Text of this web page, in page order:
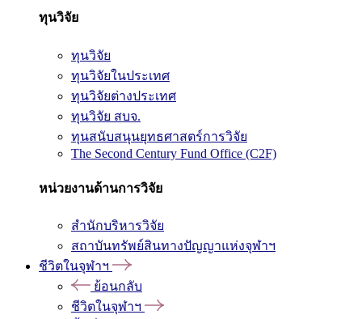
ทุนวิจัย
ทุนวิจัย
ทุนวิจัยในประเทศ
ทุนวิจัยต่างประเทศ
ทุนวิจัย สบจ.
ทุนสนับสนุนยุทธศาสตร์การวิจัย
The Second Century Fund Office (C2F)
หน่วยงานด้านการวิจัย
สำนักบริหารวิจัย
สถาบันทรัพย์สินทางปัญญาแห่งจุฬาฯ
ชีวิตในจุฬาฯ
ย้อนกลับ
ชีวิตในจุฬาฯ